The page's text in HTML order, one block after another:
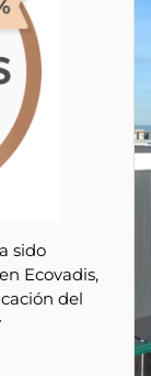
sido
Ecovadis,
del